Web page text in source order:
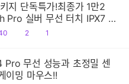
지 단독특가!최종가 1만2
Pro 실버 무선 터치 IPX7 방
공
2
댓1
무선 성능과 초정밀 센
이밍 마우스!!